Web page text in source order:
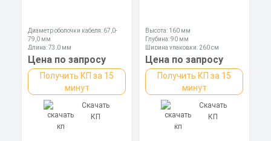
Диаметр оболочки кабеля: 67,0-
79,0 мм
Длина: 73,0 мм
Ключ: 110 мм
Цена по запросу
Получить КП за 15
минут
Скачать
КП
Высота: 160 мм
Глубина: 90 мм
Ширина упаковки: 260 см
Цена по запросу
Получить КП за 15
минут
Скачать
КП